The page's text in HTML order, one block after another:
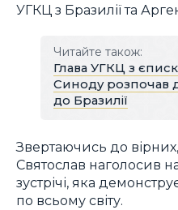
УГКЦ з Бразилії та
Читайте також:
Глава УГКЦ з
Синоду розпочав
до Бразилії
Звертаючись до
Святослав наголосив
зустрічі, яка
по всьому світу.